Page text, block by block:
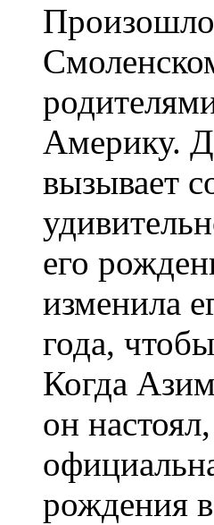
Произошло
Америку.
вызывает
его
изменила
года,
Когда
он
рождения